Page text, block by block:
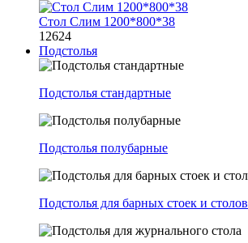
Стол Слим 1200*800*38
12624
Подстолья
Подстолья стандартные
Подстолья полубарные
Подстолья для барных стоек и столов